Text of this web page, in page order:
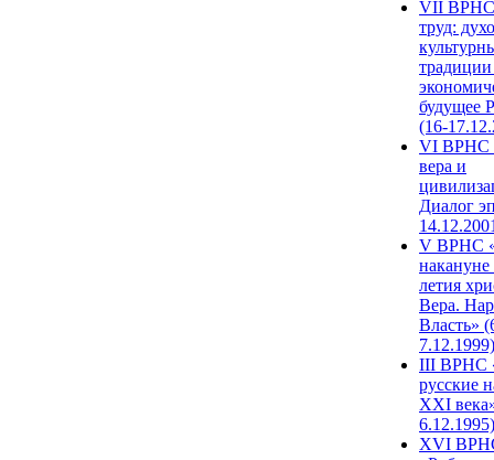
VII ВРНС
труд:
будущее
(16-
VI ВРНС
вера и
Диалог
V ВРНС
накануне
летия
Вера.
Власть»
7.12.1999)
III ВРНС
русские
XXI
6.12.1995)
XVI